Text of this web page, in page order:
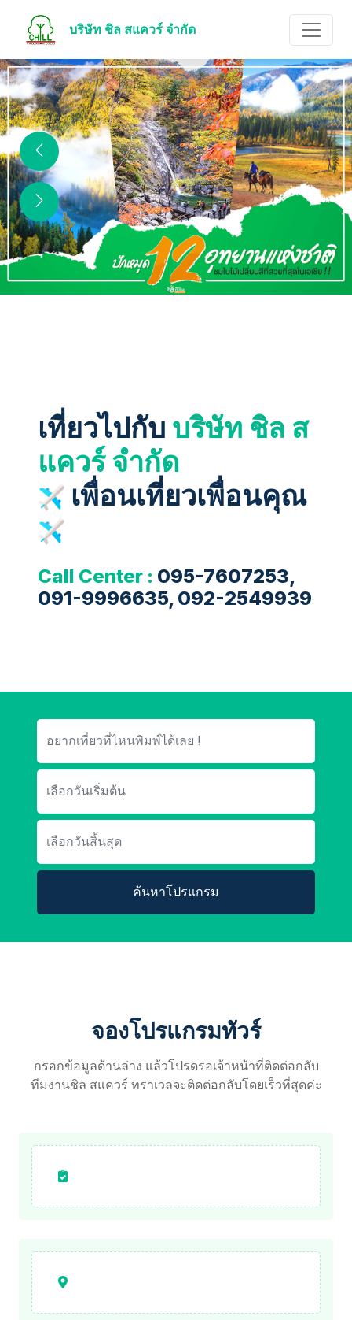
บริษัท ชิล สแควร์ จำกัด
เที่ยวไปกับ บริษัท ชิล ส
แควร์ จำกัด
เพื่อนเที่ยวเพื่อนคุณ
Call Center : 095-7607253,
091-9996635, 092-2549939
ค้นหาโปรแกรม
จองโปรแกรมทัวร์
กรอกข้อมูลด้านล่าง แล้วโปรดรอเจ้าหน้าที่ติดต่อกลับ
ทีมงานชิล สแควร์ ทราเวลจะติดต่อกลับโดยเร็วที่สุดค่ะ